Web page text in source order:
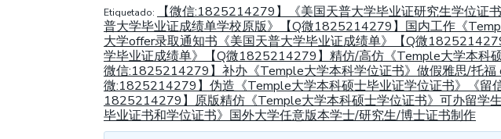
Etiquetado:
【微信:1825214279】《美国天普大学毕业证研究生学位
普大学毕业证成绩单学校原版》【Q微1825214279】国内工作《
大学offer录取通知书《美国天普大学毕业证成绩单》【Q微
学毕业证成绩单》【Q微1825214279】精仿/高仿《Temple大学本科
微信:1825214279】补办《Temple大学本科学位证书》做假雅思/托福
微:1825214279】伪造《Temple大学本科硕士毕业证学位证书》《留
1825214279】原版精仿《Temple大学本科硕士学位证书》可办留学
毕业证书和学位证书》国外大学任意版本学士/研究生/博士证书制作